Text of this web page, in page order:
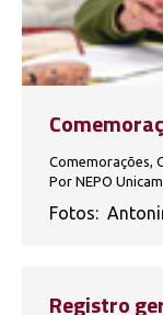
Comemorações,
Por NEPO
Fotos:
Registro